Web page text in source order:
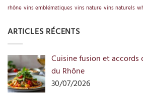
rhône vins emblématiques vins nature vins naturels
ARTICLES RÉCENTS
Cuisine fusion et accords
du Rhône
30/07/2026